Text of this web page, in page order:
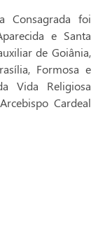
Consagrada foi
e Santa
de Goiânia,
Formosa e
Vida Religiosa
Cardeal